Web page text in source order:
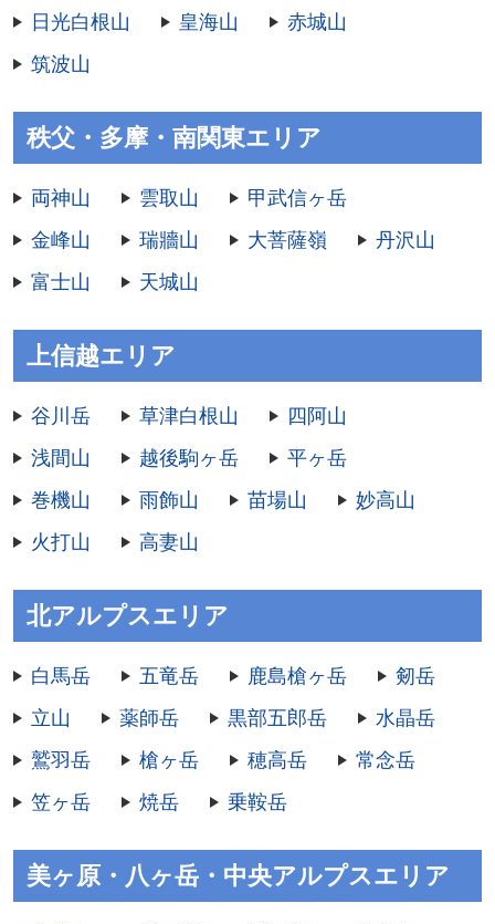
日光白根山 皇海山
赤城山
筑波山
秩父・多摩・南関東エリア
両神山 雲取山
甲武信ヶ岳
金峰山
瑞牆山 大菩薩嶺
丹沢山
富士山
天城山
上信越エリア
谷川岳 草津白根山
四阿山
浅間山
越後駒ヶ岳
平ヶ岳
巻機山
雨飾山 苗場山
妙高山
火打山
高妻山
北アルプスエリア
白馬岳 五竜岳 鹿島槍ヶ岳
剱岳
立山
薬師岳 黒部五郎岳
水晶岳
鷲羽岳
槍ヶ岳 穂高岳
常念岳
笠ヶ岳
焼岳 乗鞍岳
美ヶ原・八ヶ岳・中央アルプスエリア